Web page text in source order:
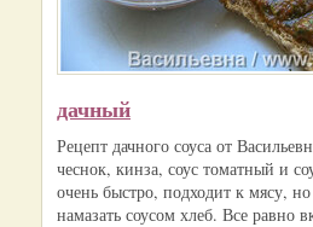
дачный
Рецепт дачного соуса от
чеснок, кинза, соус томатный и
очень быстро, подходит к мясу,
намазать соусом хлеб. Все равно